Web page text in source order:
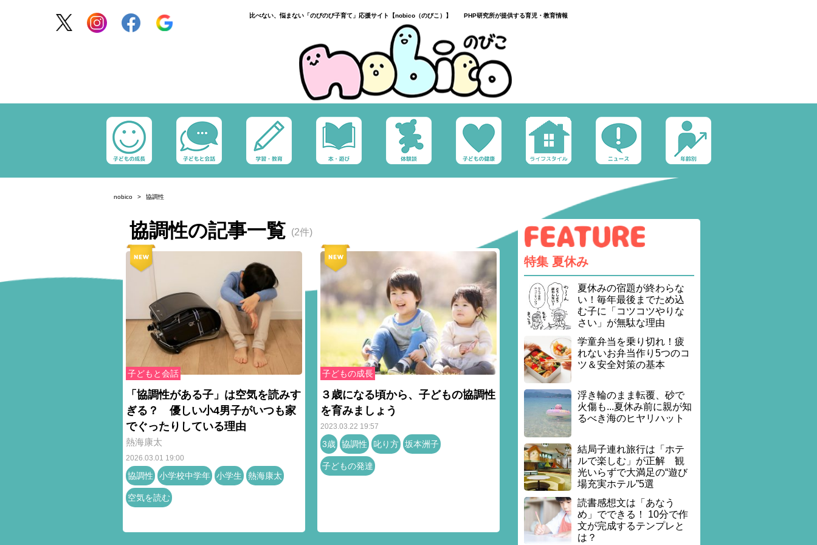
比べない、悩まない「のびのび子育て」応援サイト【nobico（のびこ）】 PHP研究所が提供する育児・教育情報
nobico 協調性
協調性の記事一覧 (2件)
子どもと会話
「協調性がある子」は空気を読みす
ぎる？ 優しい小4男子がいつも家
でぐったりしている理由
熱海康太
2026.03.01 19:00
協調性 小学校中学年 小学生 熱海康太
空気を読む
子どもの成長
３歳になる頃から、子どもの協調性
を育みましょう
2023.03.22 19:57
3歳 協調性 叱り方 坂本洲子
子どもの発達
特集 夏休み
夏休みの宿題が終わらな
い！毎年最後までため込
む子に「コツコツやりな
さい」が無駄な理由
学童弁当を乗り切れ！疲
れないお弁当作り5つのコ
ツ＆安全対策の基本
浮き輪のまま転覆、砂で
火傷も...夏休み前に親が知
るべき海のヒヤリハット
結局子連れ旅行は「ホテ
ルで楽しむ」が正解 観
光いらずで大満足の“遊び
場充実ホテル”5選
読書感想文は「あなう
め」でできる！ 10分で作
文が完成するテンプレと
は？